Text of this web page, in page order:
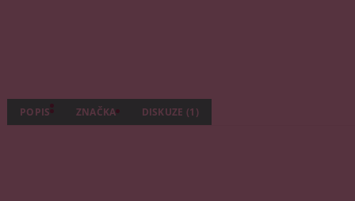
POPIS ZNAČKA DISKUZE (1)